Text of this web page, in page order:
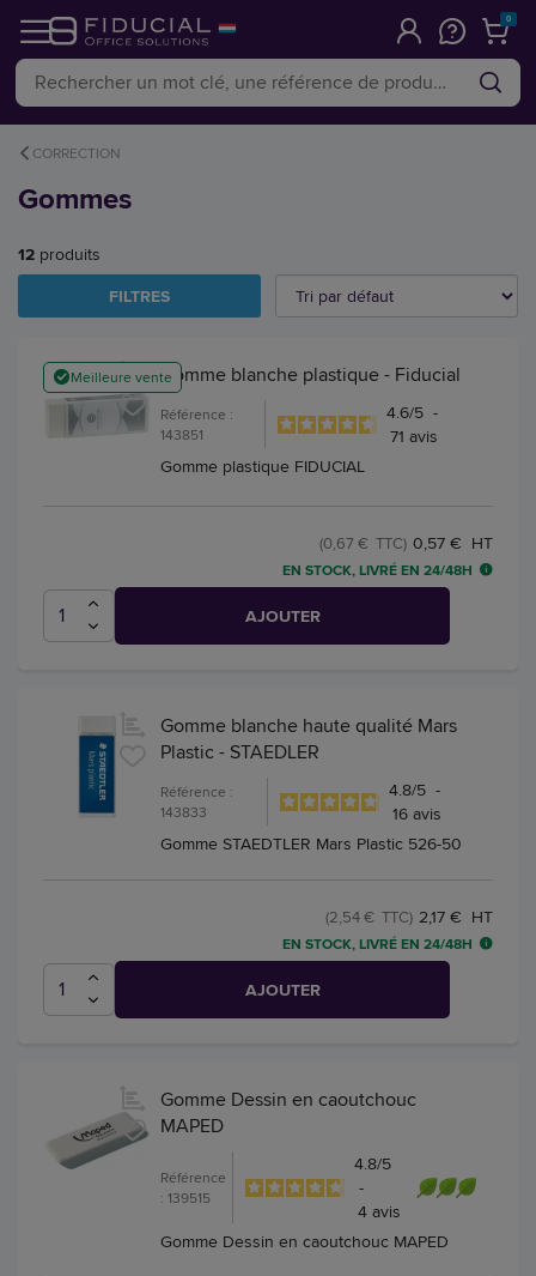
0
CORRECTION
Gommes
12 produits
FILTRES
Meilleure venteGomme blanche plastique - Fiducial
Référence :
143851
4.6/5 -
71avis
Gomme plastique FIDUCIAL
0,57 € HT
(0,67 € TTC)
EN STOCK, LIVRÉ EN 24/48H
AJOUTER
Gomme blanche haute qualité Mars
Plastic - STAEDLER
Référence :
143833
4.8/5 -
16 avis
Gomme STAEDTLER Mars Plastic 526-50
2,17 € HT
(2,54 € TTC)
EN STOCK, LIVRÉ EN 24/48H
AJOUTER
Gomme Dessin en caoutchouc
MAPED
Référence
: 139515
4.8/5
-
4 avis
Gomme Dessin en caoutchouc MAPED